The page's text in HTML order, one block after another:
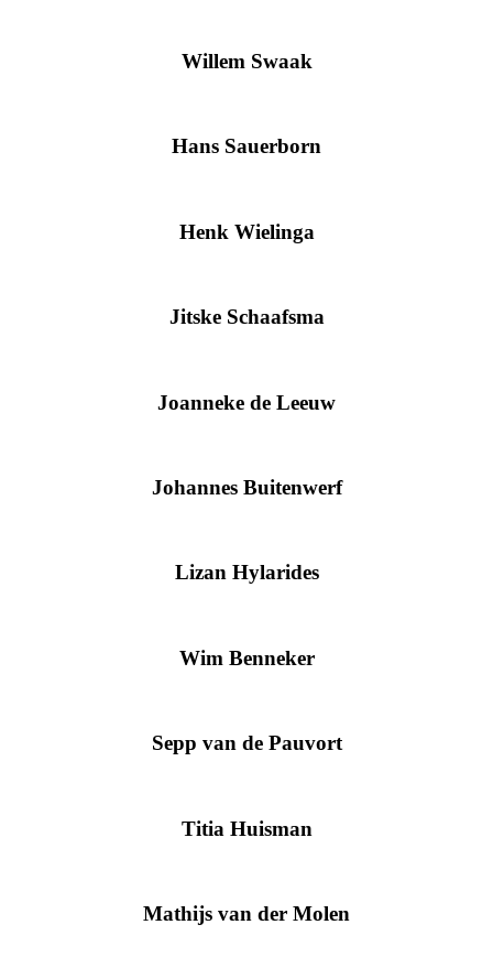
Willem Swaak
Hans Sauerborn
Henk Wielinga
Jitske Schaafsma
Joanneke de Leeuw
Johannes Buitenwerf
Lizan Hylarides
Wim Benneker
Sepp van de Pauvort
Titia Huisman
Mathijs van der Molen